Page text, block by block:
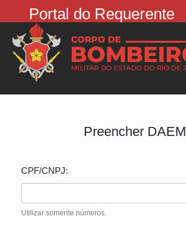
Portal do Requerente
Preencher DAEM
CPF/CNPJ:
Utilizar somente números.